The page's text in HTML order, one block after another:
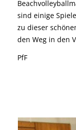
sind einige
zu dieser
den Weg in den
PfF